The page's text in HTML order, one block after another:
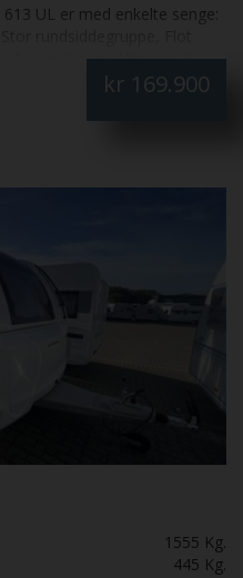
UL er med enkelte senge:
med bruser, 2
Isabella fortelt
kr 169.900
1555 Kg.
445 Kg.